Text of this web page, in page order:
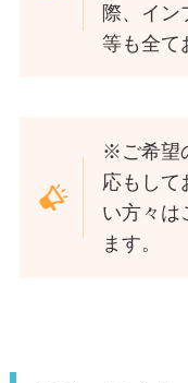
際、イン
等も全て
※ご希望
応もして
い方々は
ます。